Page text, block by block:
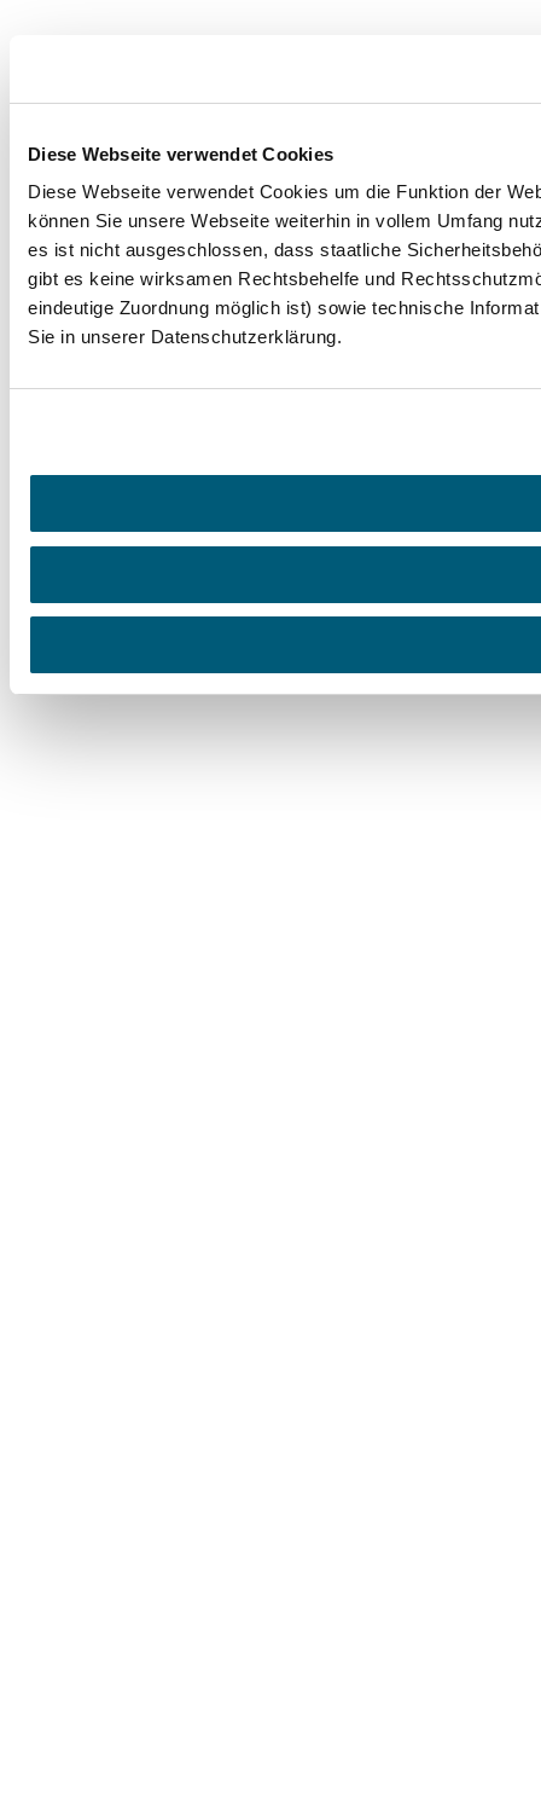
Diese Webseite verwendet Cookies
Diese Webseite verwendet Cookies um die Funktion der
können Sie unsere Webseite weiterhin in vollem Umfang
es ist nicht ausgeschlossen, dass staatliche
gibt es keine wirksamen Rechtsbehelfe und
eindeutige Zuordnung möglich ist) sowie technische
Sie in unserer Datenschutzerklärung.